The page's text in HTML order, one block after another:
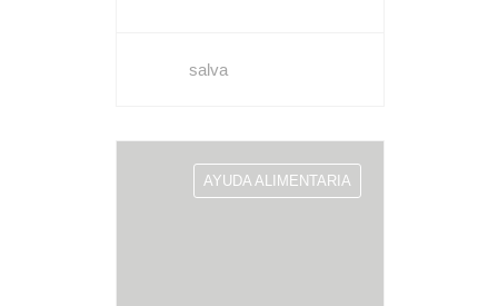
salva
AYUDA ALIMENTARIA